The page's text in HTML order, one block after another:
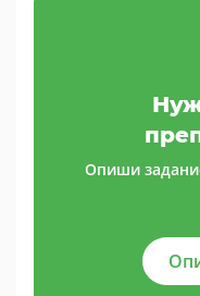
Опиши